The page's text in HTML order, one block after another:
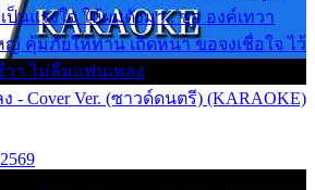
นแรงใจ ให้ผมดังมา.. ขอ องค์เทวา
คุ้มภัยให้ท่าน เถิดหนา ขอจงเชื่อใจ ไว้
วา ไม่ลืมแฟนเพลง
Cover Ver. (ซาวด์ดนตรี) (KARAOKE)